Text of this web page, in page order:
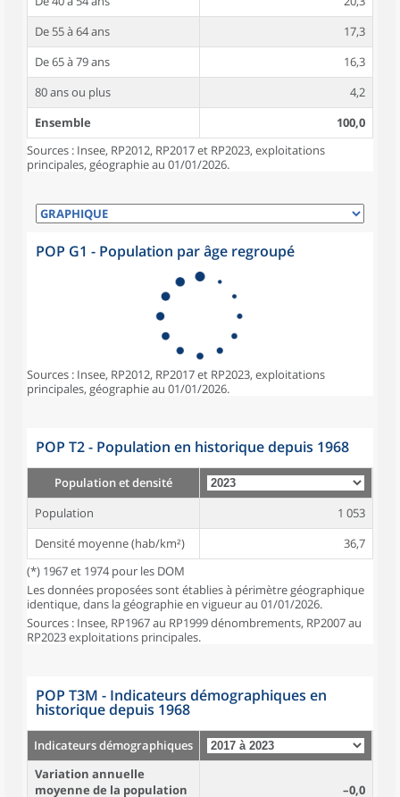
De 55 à 64 ans
17,3
De 65 à 79 ans
16,3
80 ans ou plus
4,2
Ensemble
100,0
Sources : Insee, RP2012, RP2017 et RP2023, exploitations
principales, géographie au 01/01/2026.
POP G1 - Population par âge regroupé
Sources : Insee, RP2012, RP2017 et RP2023, exploitations
principales, géographie au 01/01/2026.
POP T2 - Population en historique depuis 1968
Population et densité
Population
1 053
Densité moyenne (hab/km²)
36,7
(*) 1967 et 1974 pour les DOM
Les données proposées sont établies à périmètre géographique
identique, dans la géographie en vigueur au 01/01/2026.
Sources : Insee, RP1967 au RP1999 dénombrements, RP2007 au
RP2023 exploitations principales.
POP T3M - Indicateurs démographiques en
historique depuis 1968
Indicateurs démographiques
Variation annuelle
moyenne de la population
–0,0